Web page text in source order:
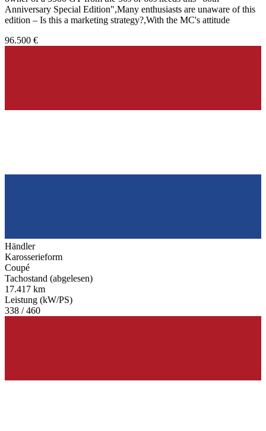
Anniversary Special Edition",Many enthusiasts are unaware of this
edition – Is this a marketing strategy?,With the MC's attitude
96.500 €
Händler
Karosserieform
Coupé
Tachostand (abgelesen)
17.417 km
Leistung (kW/PS)
338 / 460